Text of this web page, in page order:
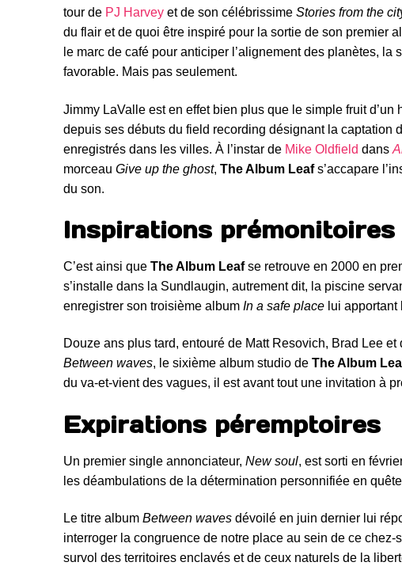
tour de PJ Harvey et de son célébrissime Stories from the
du flair et de quoi être inspiré pour la sortie de son premier
le marc de café pour anticiper l’alignement des planètes,
favorable. Mais pas seulement.
Jimmy LaValle est en effet bien plus que le simple fruit
depuis ses débuts du field recording désignant la captation
enregistrés dans les villes. À l’instar de Mike Oldfield dans
morceau Give up the ghost, The Album Leafs’accapare
du son.
Inspirations prémonitoires
C’est ainsi que The Album Leafse retrouve en 2000 en
s’installe dans la Sundlaugin, autrement dit, la piscine
enregistrer son troisième album In a safe place lui
Douze ans plus tard, entouré de Matt Resovich, Brad Lee
Between waves, le sixième album studio de The Album
du va-et-vient des vagues, il est avant tout une invitation à
Expirations péremptoires
Un premier single annonciateur, New soul, est sorti en
les déambulations de la détermination personnifiée en
Le titre album Between waves dévoilé en juin dernier lui
interroger la congruence de notre place au sein de ce
survol des territoires enclavés et de ceux naturels de la